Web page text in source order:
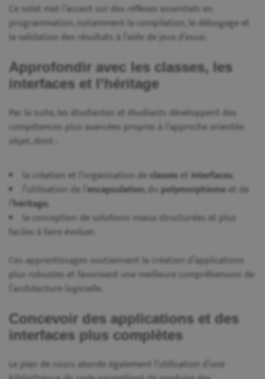
Ce volet met l’accent sur des réflexes essentiels en
programmation, notamment la compilation, le débogage et
la validation des résultats à l’aide de jeux d’essai.
Approfondir avec les classes, les
interfaces et l’héritage
Par la suite, les étudiantes et étudiants développent des
compétences plus avancées propres à l’approche orientée
objet, dont :
la création et l’organisation de classes et interfaces
l’utilisation de l’ encapsulation , du polymorphismeet de
l’héritage;
la conception de solutions mieux structurées et plus
faciles à faire évoluer.
Ces apprentissages soutiennent la création d’applications
plus robustes et favorisent une meilleure compréhension de
l’architecture logicielle.
Concevoir des applications et des
interfaces plus complètes
Le plan de cours aborde également l’utilisation d’une